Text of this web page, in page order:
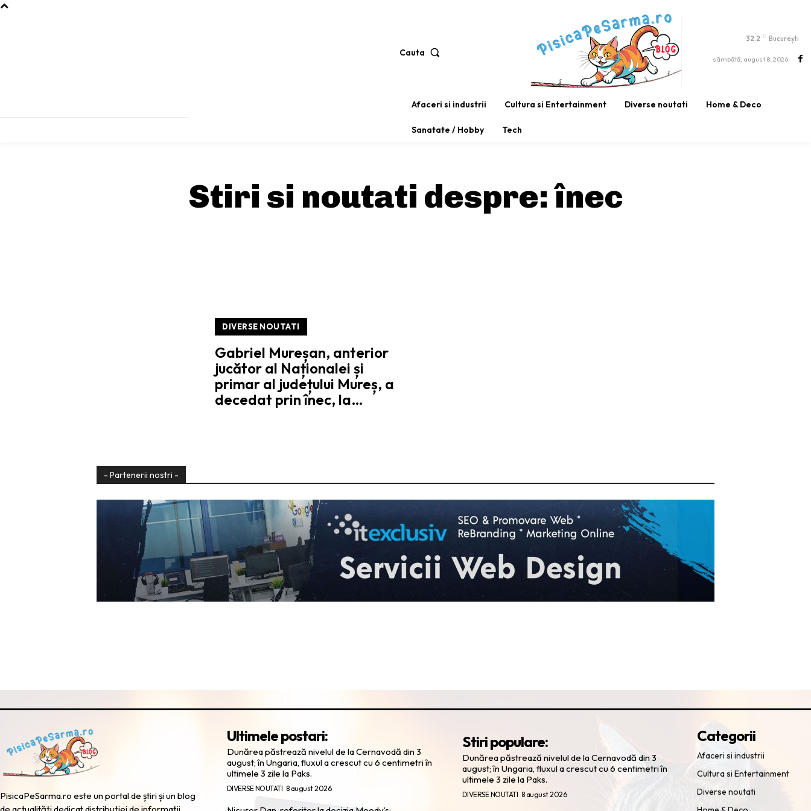
Cauta
32.2 C București
sâmbătă, august 8, 2026
Afaceri si industrii Cultura si Entertainment Diverse noutati Home & Deco
Sanatate / Hobby Tech
Stiri si noutati despre:înec
DIVERSE NOUTATI
Gabriel Mureșan, anterior
jucător al Naționalei și
primar al județului Mureș, a
decedat prin înec, la…
- Partenerii nostri -
PisicaPeSarma.ro este un portal de știri și un blog
Ultimele postari:
Dunărea păstrează nivelul de la Cernavodă din 3
august; în Ungaria, fluxul a crescut cu 6 centimetri în
ultimele 3 zile la Paks.
DIVERSE NOUTATI 8 august 2026
Stiri populare:
Dunărea păstrează nivelul de la Cernavodă din 3
august; în Ungaria, fluxul a crescut cu 6 centimetri în
ultimele 3 zile la Paks.
DIVERSE NOUTATI 8 august 2026
Categorii
Afaceri si industrii
Cultura si Entertainment
Diverse noutati